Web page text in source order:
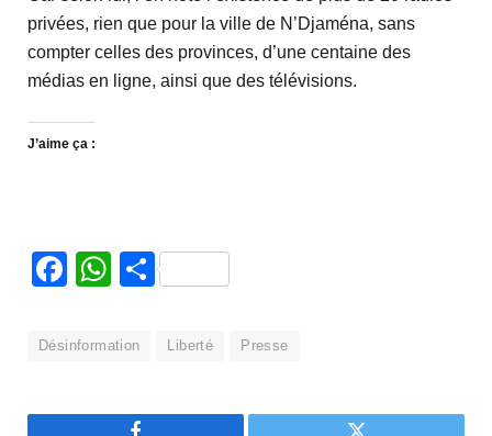
privées, rien que pour la ville de N’Djaména, sans
compter celles des provinces, d’une centaine des
médias en ligne, ainsi que des télévisions.
J’aime ça :
Facebook
WhatsApp
Partager
Désinformation Liberté Presse